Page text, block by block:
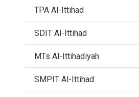
TPA Al-Ittihad
SDIT Al-Ittihad
MTs Al-Ittihadiyah
SMPIT Al-Ittihad